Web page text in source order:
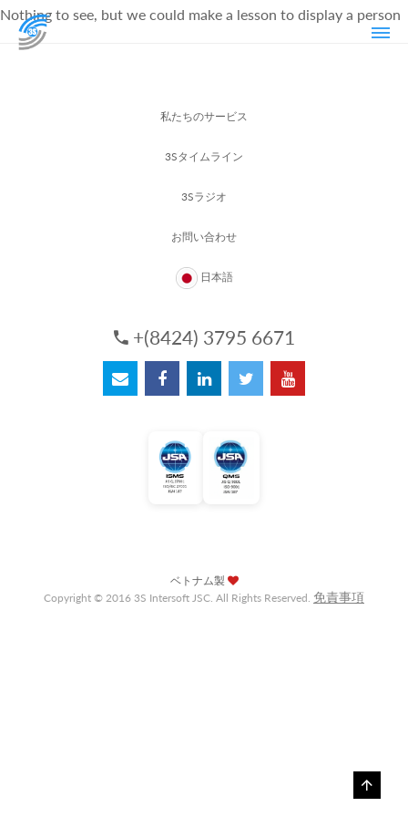
Nothing to see, but we could make a lesson to display a person
私たちのサービス
3Sタイムライン
3Sラジオ
お問い合わせ
日本語
+(8424) 3795 6671
ベトナム製
Copyright © 2016 3S Intersoft JSC. All Rights Reserved. 免責事項